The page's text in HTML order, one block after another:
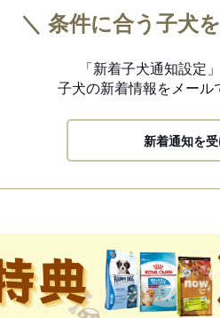
＼ 条件に合う子犬
「新着子犬通知設定」
子犬の新着情報をメール
新着通知を